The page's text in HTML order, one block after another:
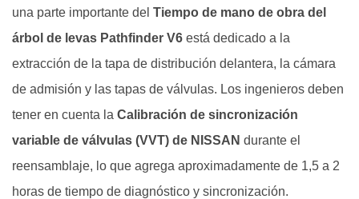
Protocolos
de
sincronización
y
tensado
de
la
cadena
una parte importante del Tiempo de mano de obra del
árbol de levas Pathfinder V6 está dedicado a la
extracción de la tapa de distribución delantera, la cámara
de admisión y las tapas de válvulas. Los ingenieros deben
tener en cuenta la Calibración de sincronización
variable de válvulas (VVT) de NISSAN durante el
reensamblaje, lo que agrega aproximadamente de 1,5 a 2
horas de tiempo de diagnóstico y sincronización.